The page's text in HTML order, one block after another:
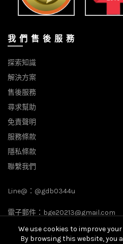
我 們 售 後 服 務
探索知識
解決方案
售後服務
尋求幫助
免責聲明
服務條款
隱私條款
聯繫我們
Line@： @gdb0344u
電子郵件： bge20213@gmail.com
We use cookies to improve
By browsing this website, you